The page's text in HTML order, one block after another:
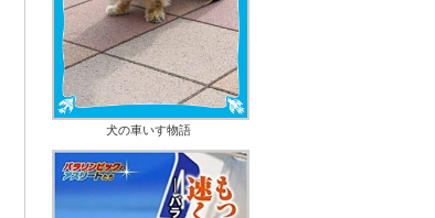
犬の車いす物語